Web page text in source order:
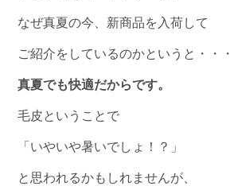
なぜ真夏の今、新商品を入荷して
ご紹介をしているのかというと・・・
真夏でも快適だからです。
毛皮ということで
「いやいや暑いでしょ！？」
と思われるかもしれませんが、